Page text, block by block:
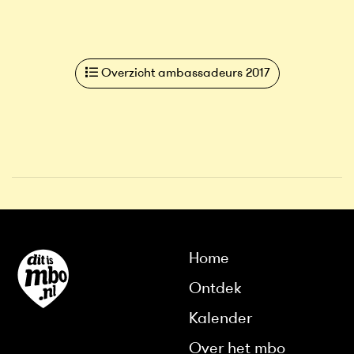
Overzicht ambassadeurs 2017
Home
Ontdek
Kalender
Over het mbo